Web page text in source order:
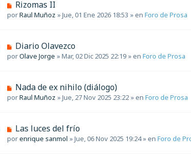
a
jm
e
a
j
N
u
m
e
a
j
Rizomas II
porRaul Muñoz »Jue, 01 Ene 2026 18:53 » en Foro de Prosa
N
u
m
e
a
j
Diario Olavezco
porOlave Jorge »Mar, 02 Dic 2025 22:19 » en Foro de Prosa
N
u
m
e
Nada de ex nihilo (diálogo)
porRaul Muñoz »Jue, 27 Nov 2025 23:22 » en Foro de Prosa
N
u
Las luces del frío
porenrique sanmol »Jue, 06 Nov 2025 19:24» en Foro de